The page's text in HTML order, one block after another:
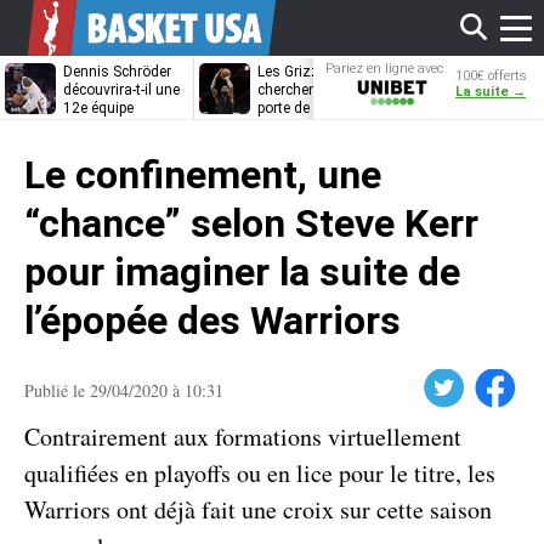
Dennis Schröder
découvrira-t-il une
12e équipe
Les Grizzlies
cherchent déjà une
porte de sortie
Dwane Casey
bientôt coach
Pariez en ligne avec
Unibet
100€ offerts
La suite →
Le confinement, une
“chance” selon Steve Kerr
pour imaginer la suite de
l’épopée des Warriors
Publié le 29/04/2020 à 10:31 Facebook
Contrairement aux formations virtuellement
qualifiées en playoffs ou en lice pour le titre, les
Warriors ont déjà fait une croix sur cette saison